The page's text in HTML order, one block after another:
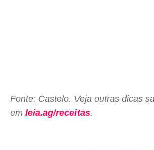
Fonte: Castelo. Veja outras dicas
em leia.ag/receitas.